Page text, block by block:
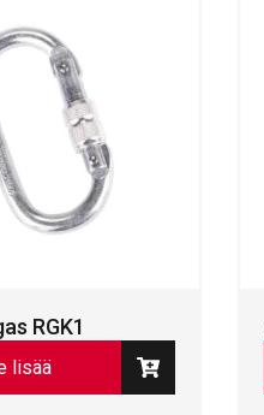
RGK1
lisää